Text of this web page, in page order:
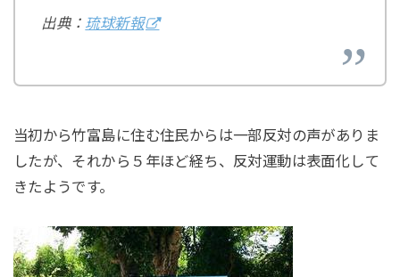
出典： 琉球新報
当初から竹富島に住む住民からは一部反対の声がありま
したが、それから５年ほど経ち、反対運動は表面化して
きたようです。